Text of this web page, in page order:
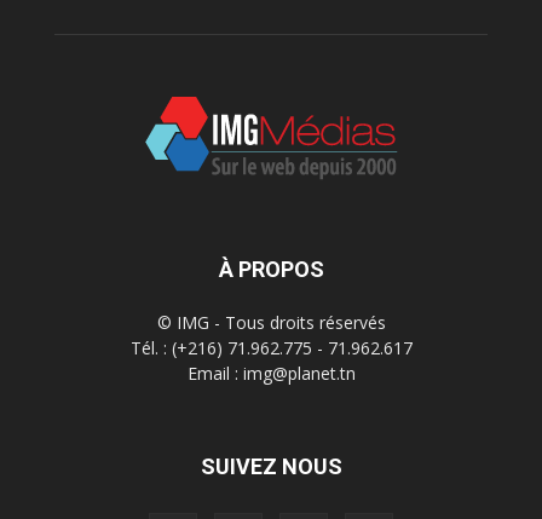
À PROPOS
© IMG - Tous droits réservés
Tél. : (+216) 71.962.775 - 71.962.617
Email : img@planet.tn
SUIVEZ NOUS